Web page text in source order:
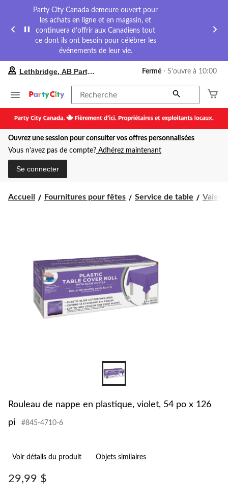
Party City Canada demeure ouvert pour
les achats en ligne et en magasin, et
continuera d’offrir aux Canadiens tout
ce dont ils ont besoin pour célébrer les
événements de leur vie.
préféré
Lethbridge,
Party
City,
courament
Fermé,
pour
Lethbridge, AB Party City Fermé ⋅ S’ouvre à 10:00
Recherche
Ouvrez une session pour consulter vos offres personnalisées
Vous n’avez pas de compte? Adhérez maintenant
Se connecter
Accueil Fournitures pour fêtes Service de table
Rouleau de nappe en plastique, violet, 54 po x 126
pi
#845-4710-6
Voir détails du produit Objets similaires
29,99 $